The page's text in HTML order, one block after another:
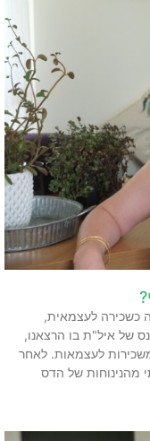
כשכירה לעצמאית,
של איל"ת בו הרצאנו,
לעצמאות. לאחר
מהנינוחות של הדס